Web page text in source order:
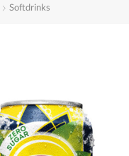
Softdrinks